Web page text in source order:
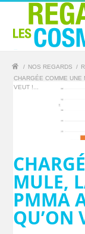
/ NOS REGARDS /
CHARGÉE COMME UNE
VEUT !...
MULE,
PMMA
QU’ON